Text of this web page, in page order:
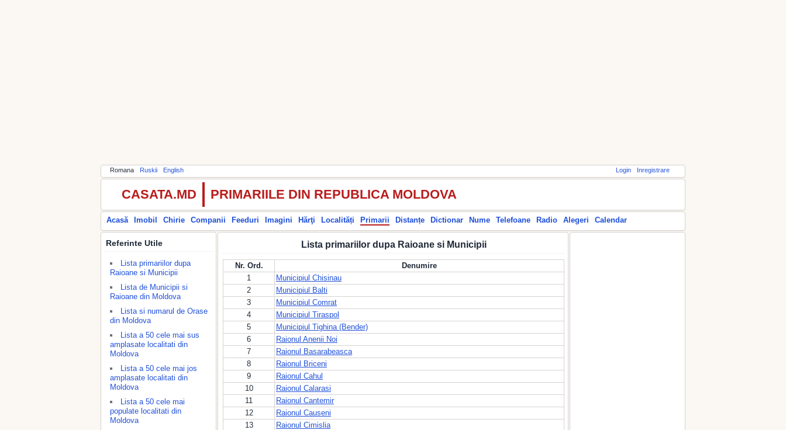
Romana Ruskii English Login Inregistrare
CASATA.MD PRIMARIILE DIN REPUBLICA MOLDOVA
Acasă Imobil Chirie Companii Feeduri Imagini Hărţi Localități Primarii Distanțe Dictionar Nume Telefoane Radio Alegeri Calendar
Referinte Utile
Lista primariilor dupa
Raioane si Municipii
Lista de Municipii si
Raioane din Moldova
Lista si numarul de Orase
din Moldova
Lista a 50 cele mai sus
amplasate localitati din
Moldova
Lista a 50 cele mai jos
amplasate localitati din
Moldova
Lista a 50 cele mai
populate localitati din
Moldova
Lista primariilor dupa Raioane si Municipii
Nr. Ord.
Denumire
1
Municipiul Chisinau
2
Municipiul Balti
3
Municipiul Comrat
4
Municipiul Tiraspol
5
Municipiul Tighina (Bender)
6
Raionul Anenii Noi
7
Raionul Basarabeasca
8
Raionul Briceni
9
Raionul Cahul
10
Raionul Calarasi
11
Raionul Cantemir
12
Raionul Causeni
13
Raionul Cimislia